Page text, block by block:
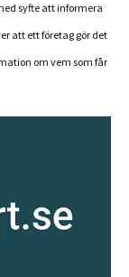
syfte att informera
att ett företag gör det
om vem som får